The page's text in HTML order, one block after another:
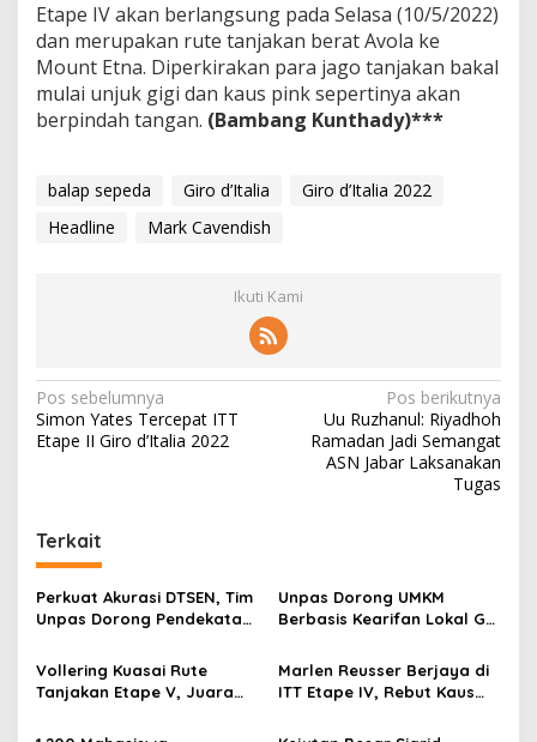
Etape IV akan berlangsung pada Selasa (10/5/2022)
dan merupakan rute tanjakan berat Avola ke
Mount Etna. Diperkirakan para jago tanjakan bakal
mulai unjuk gigi dan kaus pink sepertinya akan
berpindah tangan. (Bambang Kunthady)***
balap sepeda Giro d’Italia
Giro d’Italia 2022
Headline
Mark Cavendish
Ikuti Kami
N
a
g
a
s
p
o
Pos sebelumnya
Simon Yates Tercepat ITT
Etape II Giro d’Italia 2022
Pos berikutnya
Uu Ruzhanul: Riyadhoh
Ramadan Jadi Semangat
ASN Jabar Laksanakan
Tugas
Terkait
Perkuat Akurasi DTSEN, Tim
Unpas Dorong Pendekatan
Data Sosial
Unpas Dorong UMKM
Berbasis Kearifan Lokal Go
Ekonomi Desa
Vollering Kuasai Rute
Tanjakan Etape V, Juara
Peluangnya Sirna
Marlen Reusser Berjaya di
ITT Etape IV, Rebut Kaus